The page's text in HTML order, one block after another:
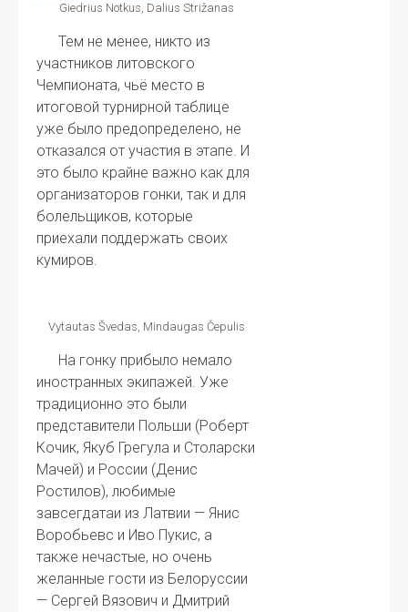
Giedrius Notkus, Dalius Strižanas
Тем не менее, никто из
участников литовского
Чемпионата, чьё место в
итоговой турнирной таблице
уже было предопределено, не
отказался от участия в этапе. И
это было крайне важно как для
организаторов гонки, так и для
болельщиков, которые
приехали поддержать своих
кумиров.
Vytautas Švedas, Mindaugas Čepulis
На гонку прибыло немало
иностранных экипажей. Уже
традиционно это были
представители Польши (Роберт
Кочик, Якуб Грегула и Столарски
Мачей) и России (Денис
Ростилов), любимые
завсегдатаи из Латвии — Янис
Воробьевс и Иво Пукис, а
также нечастые, но очень
желанные гости из Белоруссии
— Сергей Вязович и Дмитрий